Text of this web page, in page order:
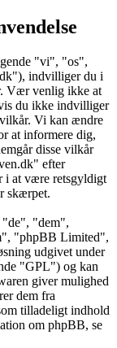
"vi", "os",
indvilliger du i
Vær venlig ikke at
du ikke indvilliger
Vi kan ændre
at informere dig,
disse vilkår
efter
i at være retsgyldigt
skærpet.
"de", "dem",
"phpBB Limited",
udgivet under
"GPL") og kan
giver mulighed
dem fra
tilladeligt indhold
om phpBB, se